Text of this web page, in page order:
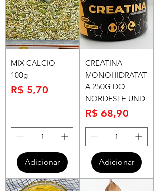
MIX CALCIO
100g
Preço
R$ 5,70
Adicionar
CREATINA
MONOHIDRATAT
A 250G DO
NORDESTE UND
Preço
R$ 68,90
Adicionar